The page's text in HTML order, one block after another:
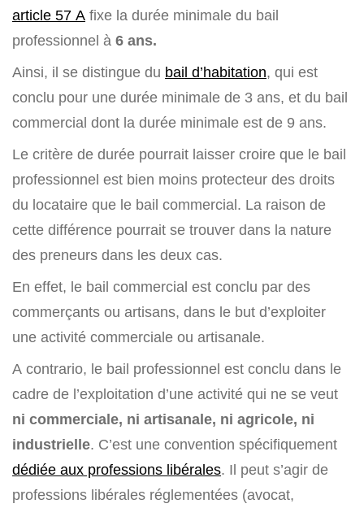
article 57 A fixe la durée minimale du bail
professionnel à 6 ans.
Ainsi, il se distingue du bail d’habitation, qui est
conclu pour une durée minimale de 3 ans, et du bail
commercial dont la durée minimale est de 9 ans.
Le critère de durée pourrait laisser croire que le bail
professionnel est bien moins protecteur des droits
du locataire que le bail commercial. La raison de
cette différence pourrait se trouver dans la nature
des preneurs dans les deux cas.
En effet, le bail commercial est conclu par des
commerçants ou artisans, dans le but d’exploiter
une activité commerciale ou artisanale.
A contrario, le bail professionnel est conclu dans le
cadre de l’exploitation d’une activité qui ne se veut
ni commerciale, ni artisanale, ni agricole, ni
industrielle. C’est une convention spécifiquement
dédiée aux professions libérales. Il peut s’agir de
professions libérales réglementées (avocat,